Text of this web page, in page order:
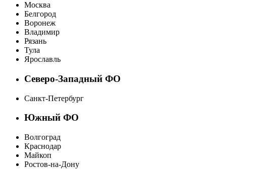
Москва
Белгород
Воронеж
Владимир
Рязань
Тула
Ярославль
Северо-Западный ФО
Санкт-Петербург
Южный ФО
Волгоград
Краснодар
Майкоп
Ростов-на-Дону